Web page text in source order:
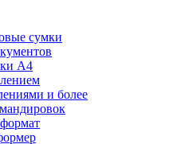
сумки
А4
и более